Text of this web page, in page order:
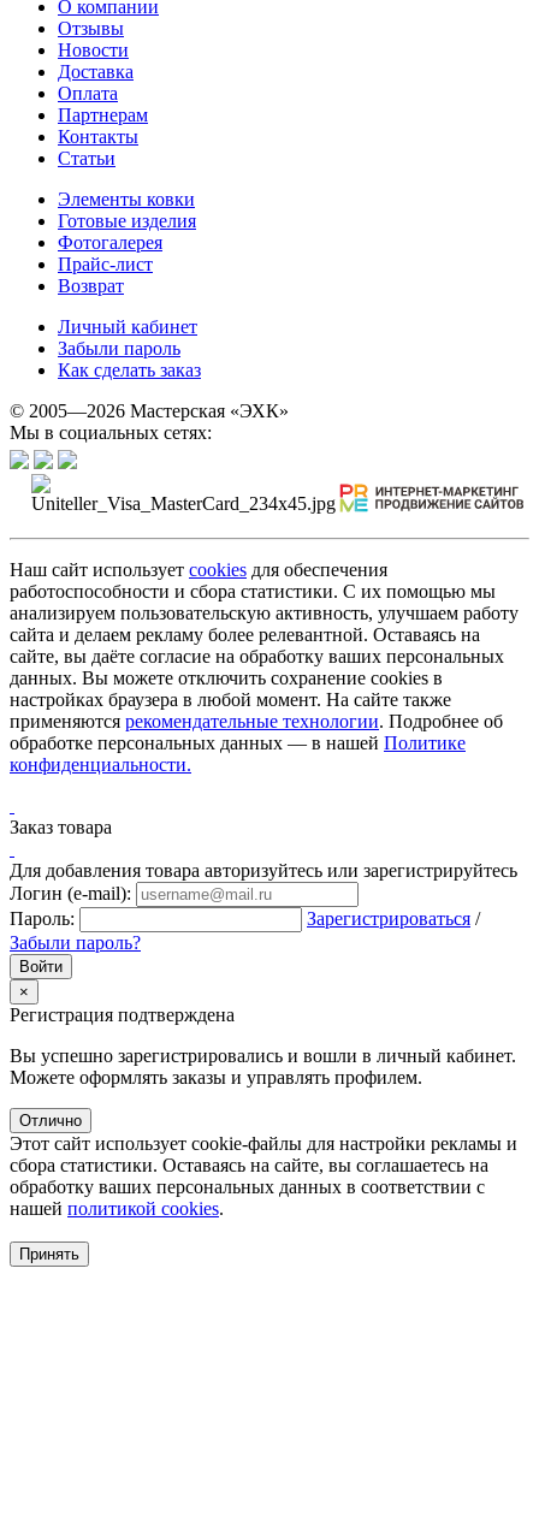
О компании
Отзывы
Новости
Доставка
Оплата
Партнерам
Контакты
Статьи
Элементы ковки
Готовые изделия
Фотогалерея
Прайс-лист
Возврат
Личный кабинет
Забыли пароль
Как сделать заказ
© 2005—2026 Мастерская «ЭХК»
Мы в социальных сетях:
Наш сайт использует cookies для обеспечения
работоспособности и сбора статистики. С их помощью мы
анализируем пользовательскую активность, улучшаем работу
сайта и делаем рекламу более релевантной. Оставаясь на
сайте, вы даёте согласие на обработку ваших персональных
данных. Вы можете отключить сохранение cookies в
настройках браузера в любой момент. На сайте также
применяются рекомендательные технологии. Подробнее об
обработке персональных данных — в нашей Политике
конфиденциальности.
Заказ товара
Для добавления товара авторизуйтесь или зарегистрируйтесь
Логин (e-mail):
Пароль:
Зарегистрироваться /
Забыли пароль?
×
Регистрация подтверждена
Вы успешно зарегистрировались и вошли в личный кабинет.
Можете оформлять заказы и управлять профилем.
Отлично
Этот сайт использует cookie-файлы для настройки рекламы и
сбора статистики. Оставаясь на сайте, вы соглашаетесь на
обработку ваших персональных данных в соответствии с
нашей политикой cookies.
Принять